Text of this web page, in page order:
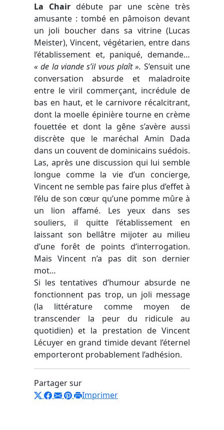
La Chair débute par une scène très
amusante : tombé en pâmoison devant
un joli boucher dans sa vitrine (Lucas
Meister), Vincent, végétarien, entre dans
l’établissement et, paniqué, demande…
« de la viande s’il vous plaît ». S’ensuit une
conversation absurde et maladroite
entre le viril commerçant, incrédule de
bas en haut, et le carnivore récalcitrant,
dont la moelle épinière tourne en crème
fouettée et dont la gêne s’avère aussi
discrète que le maréchal Amin Dada
dans un couvent de dominicains suédois.
Las, après une discussion qui lui semble
longue comme la vie d’un concierge,
Vincent ne semble pas faire plus d’effet à
l’élu de son cœur qu’une pomme mûre à
un lion affamé. Les yeux dans ses
souliers, il quitte l’établissement en
laissant son bellâtre mijoter au milieu
d’une forêt de points d’interrogation.
Mais Vincent n’a pas dit son dernier
mot…
Si les tentatives d’humour absurde ne
fonctionnent pas trop, un joli message
(la littérature comme moyen de
transcender la peur du ridicule au
quotidien) et la prestation de Vincent
Lécuyer en grand timide devant l’éternel
emporteront probablement l’adhésion.
Partager sur
Imprimer